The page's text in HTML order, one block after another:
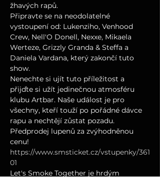
žhavých rapů.
Připravte se na neodolatelné
vystoupení od: Lukenziho, Venhood
Crew, Nell'O Donell, Nexxe, Mikaela
Werteze, Grizzly Granda & Steffa a
Daniela Vardana, který zakončí tuto
show.
Nenechte si ujít tuto příležitost a
přijďte si užít jedinečnou atmosféru
klubu Artbar. Naše událost je pro
všechny, kteří touží po pořádné dávce
rapu a nechtějí zůstat pozadu.
Předprodej lupenů za zvýhodněnou
cenu!
https://www.smsticket.cz/vstupenky/361
01
Let's Smoke Together je hrdým